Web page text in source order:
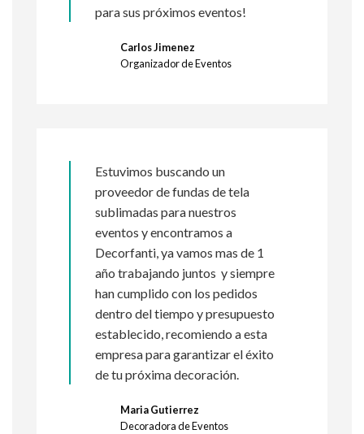
para sus próximos eventos!
Carlos Jimenez
Organizador de Eventos
Estuvimos buscando un
proveedor de fundas de tela
sublimadas para nuestros
eventos y encontramos a
Decorfanti, ya vamos mas de 1
año trabajando juntos y siempre
han cumplido con los pedidos
dentro del tiempo y presupuesto
establecido, recomiendo a esta
empresa para garantizar el éxito
de tu próxima decoración.
Maria Gutierrez
Decoradora de Eventos